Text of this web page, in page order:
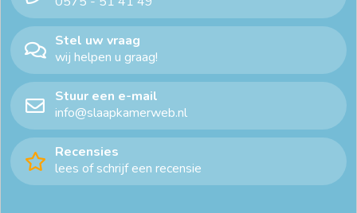
Stel uw vraag
wij helpen u graag!
Stuur een e-mail
info@slaapkamerweb.nl
Recensies
lees of schrijf een recensie